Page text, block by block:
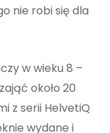
nie robi się dla
w wieku 8 –
około 20
z serii HelvetiQ
wydane i